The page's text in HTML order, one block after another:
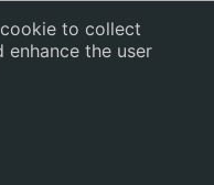
to collect
enhance the user